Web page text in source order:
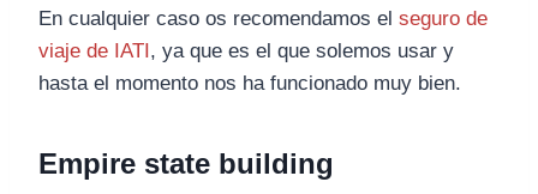
En cualquier caso os recomendamos el seguro de
viaje de IATI , ya que es el que solemos usar y
hasta el momento nos ha funcionado muy bien.
Empire state building